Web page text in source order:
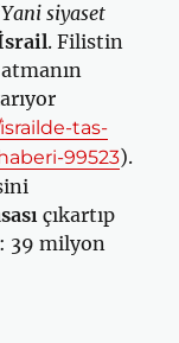
Yani siyaset
. Filistin
tas-
99523).
çıkartıp
39 milyon